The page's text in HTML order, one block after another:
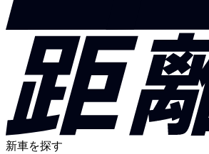
新車を探す